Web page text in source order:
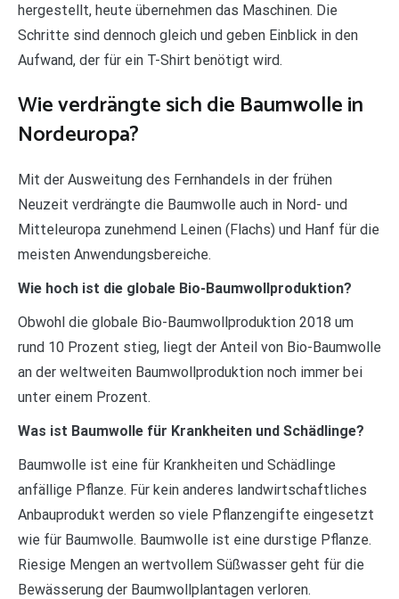
hergestellt, heute übernehmen das Maschinen. Die
Schritte sind dennoch gleich und geben Einblick in den
Aufwand, der für ein T-Shirt benötigt wird.
Wie verdrängte sich die Baumwolle in
Nordeuropa?
Mit der Ausweitung des Fernhandels in der frühen
Neuzeit verdrängte die Baumwolle auch in Nord- und
Mitteleuropa zunehmend Leinen (Flachs) und Hanf für die
meisten Anwendungsbereiche.
Wie hoch ist die globale Bio-Baumwollproduktion?
Obwohl die globale Bio-Baumwollproduktion 2018 um
rund 10 Prozent stieg, liegt der Anteil von Bio-Baumwolle
an der weltweiten Baumwollproduktion noch immer bei
unter einem Prozent.
Was ist Baumwolle für Krankheiten und Schädlinge?
Baumwolle ist eine für Krankheiten und Schädlinge
anfällige Pflanze. Für kein anderes landwirtschaftliches
Anbauprodukt werden so viele Pflanzengifte eingesetzt
wie für Baumwolle. Baumwolle ist eine durstige Pflanze.
Riesige Mengen an wertvollem Süßwasser geht für die
Bewässerung der Baumwollplantagen verloren.